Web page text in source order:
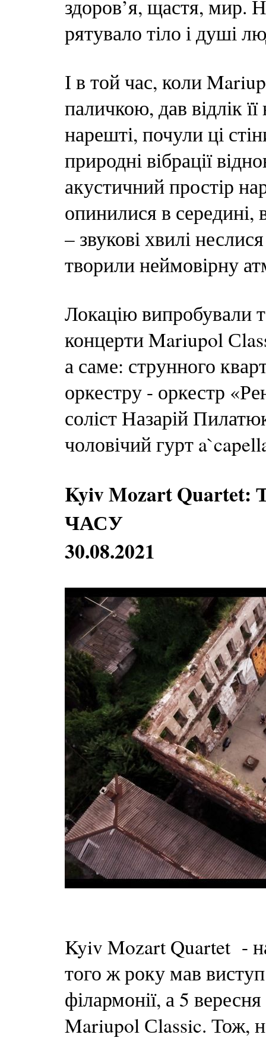
здоров’я, щастя, мир.
рятувало тіло і душі
І в той час, коли
паличкою, дав відлік
нарешті, почули ці
природні вібрації
акустичний простір
опинилися в середині,
– звукові хвилі
творили неймовірну
Локацію випробували
концерти Mariupol
а саме: струнного
оркестру - оркестр
соліст Назарій
чоловічий гурт
Kyiv Mozart
ЧАСУ
30.08.2021
Kyiv Mozart Quartet -
того ж року мав
філармонії, а 5
Mariupol Сlassic. Тож,